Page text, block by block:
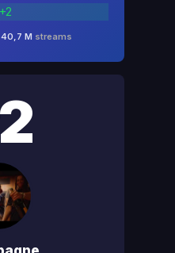
+2
40,7 M streams